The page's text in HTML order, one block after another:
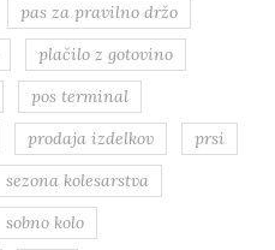
pas za pravilno držo
plačilo z gotovino
pos terminal
prodaja izdelkov
prsi
sezona kolesarstva
sobno kolo